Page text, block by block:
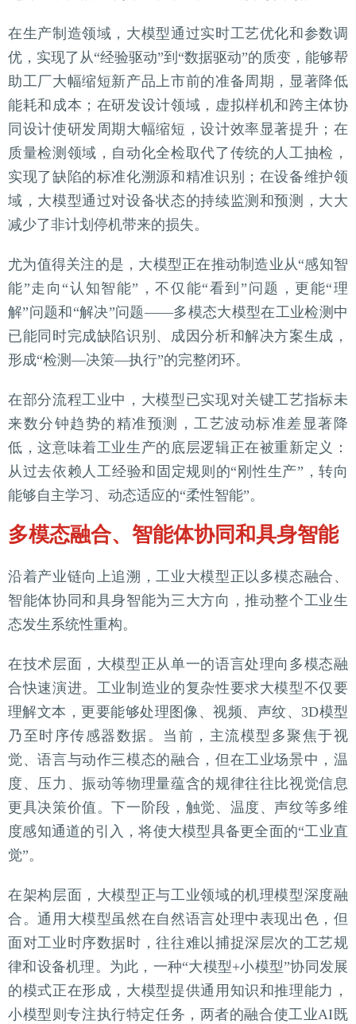
在生产制造领域，大模型通过实时工艺优化和参数调
优，实现了从“经验驱动”到“数据驱动”的质变，能够帮
助工厂大幅缩短新产品上市前的准备周期，显著降低
能耗和成本；在研发设计领域，虚拟样机和跨主体协
同设计使研发周期大幅缩短，设计效率显著提升；在
质量检测领域，自动化全检取代了传统的人工抽检，
实现了缺陷的标准化溯源和精准识别；在设备维护领
域，大模型通过对设备状态的持续监测和预测，大大
减少了非计划停机带来的损失。
尤为值得关注的是，大模型正在推动制造业从“感知智
能”走向“认知智能”，不仅能“看到”问题，更能“理
解”问题和“解决”问题——多模态大模型在工业检测中
已能同时完成缺陷识别、成因分析和解决方案生成，
形成“检测—决策—执行”的完整闭环。
在部分流程工业中，大模型已实现对关键工艺指标未
来数分钟趋势的精准预测，工艺波动标准差显著降
低，这意味着工业生产的底层逻辑正在被重新定义：
从过去依赖人工经验和固定规则的“刚性生产”，转向
能够自主学习、动态适应的“柔性智能”。
多模态融合、智能体协同和具身智能
沿着产业链向上追溯，工业大模型正以多模态融合、
智能体协同和具身智能为三大方向，推动整个工业生
态发生系统性重构。
在技术层面，大模型正从单一的语言处理向多模态融
合快速演进。工业制造业的复杂性要求大模型不仅要
理解文本，更要能够处理图像、视频、声纹、3D模型
乃至时序传感器数据。当前，主流模型多聚焦于视
觉、语言与动作三模态的融合，但在工业场景中，温
度、压力、振动等物理量蕴含的规律往往比视觉信息
更具决策价值。下一阶段，触觉、温度、声纹等多维
度感知通道的引入，将使大模型具备更全面的“工业直
觉”。
在架构层面，大模型正与工业领域的机理模型深度融
合。通用大模型虽然在自然语言处理中表现出色，但
面对工业时序数据时，往往难以捕捉深层次的工艺规
律和设备机理。为此，一种“大模型+小模型”协同发展
的模式正在形成，大模型提供通用知识和推理能力，
小模型则专注执行特定任务，两者的融合使工业AI既